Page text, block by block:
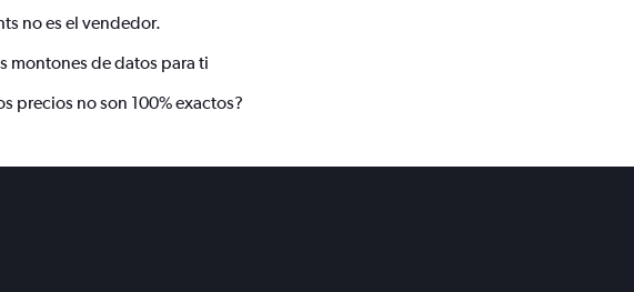
no es el vendedor.
montones de datos para ti
precios no son 100% exactos?